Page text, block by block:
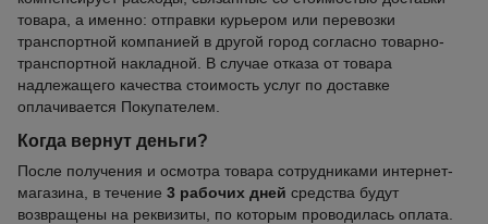
товара, а именно: отправки курьером или перевозки
транспортной компанией в другой город согласно товарно-
транспортной накладной. В случае отказа от товара
надлежащего качества стоимость услуг по доставке
оплачивается Покупателем.
Когда вернут деньги?
После получения и осмотра товара сотрудниками интернет-
магазина, в течение 3 рабочих дней средства будут
возвращены на реквизиты, по которым проводилась оплата.